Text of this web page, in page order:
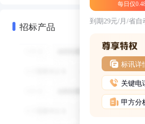
招标产品
每日仅
到期29元/月/省自
标讯详
关键电
甲方分